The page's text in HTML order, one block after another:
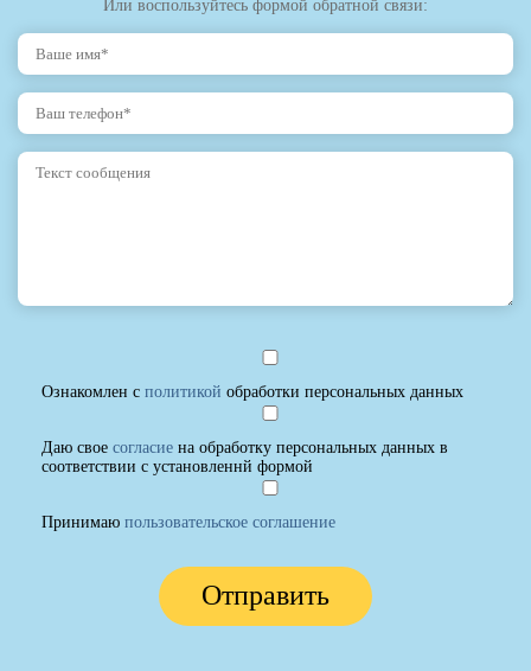
Или воспользуйтесь формой обратной связи:
Ознакомлен с политикой обработки персональных данных
Даю свое согласие на обработку персональных данных в
соответствии с установленнй формой
Принимаю пользовательское соглашение
Отправить